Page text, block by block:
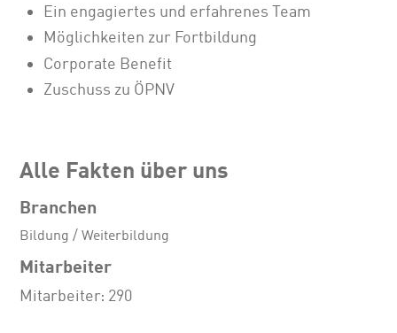
Ein engagiertes und erfahrenes Team
Möglichkeiten zur Fortbildung
Corporate Benefit
Zuschuss zu ÖPNV
Alle Fakten über uns
Branchen
Bildung / Weiterbildung
Mitarbeiter
Mitarbeiter: 290